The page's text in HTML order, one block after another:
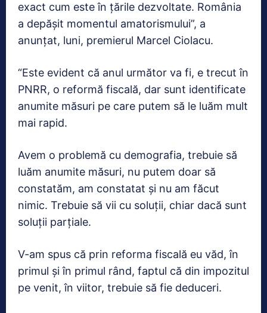
exact cum este în ţările dezvoltate. România
a depăşit momentul amatorismului”, a
anunţat, luni, premierul Marcel Ciolacu.
“Este evident că anul următor va fi, e trecut în
PNRR, o reformă fiscală, dar sunt identificate
anumite măsuri pe care putem să le luăm mult
mai rapid.
Avem o problemă cu demografia, trebuie să
luăm anumite măsuri, nu putem doar să
constatăm, am constatat și nu am făcut
nimic. Trebuie să vii cu soluţii, chiar dacă sunt
soluţii parţiale.
V-am spus că prin reforma fiscală eu văd, în
primul şi în primul rând, faptul că din impozitul
pe venit, în viitor, trebuie să fie deduceri.